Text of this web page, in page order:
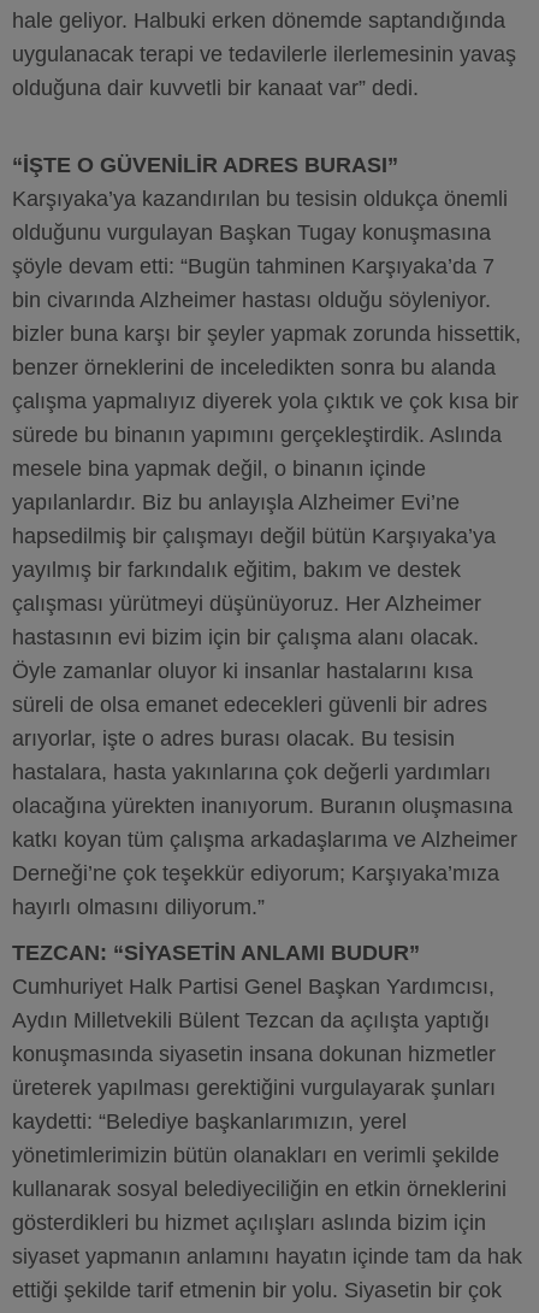
hale geliyor. Halbuki erken dönemde saptandığında
uygulanacak terapi ve tedavilerle ilerlemesinin yavaş
olduğuna dair kuvvetli bir kanaat var” dedi.
“İŞTE O GÜVENİLİR ADRES BURASI”
Karşıyaka’ya kazandırılan bu tesisin oldukça önemli
olduğunu vurgulayan Başkan Tugay konuşmasına
şöyle devam etti: “Bugün tahminen Karşıyaka’da 7
bin civarında Alzheimer hastası olduğu söyleniyor.
bizler buna karşı bir şeyler yapmak zorunda hissettik,
benzer örneklerini de inceledikten sonra bu alanda
çalışma yapmalıyız diyerek yola çıktık ve çok kısa bir
sürede bu binanın yapımını gerçekleştirdik. Aslında
mesele bina yapmak değil, o binanın içinde
yapılanlardır. Biz bu anlayışla Alzheimer Evi’ne
hapsedilmiş bir çalışmayı değil bütün Karşıyaka’ya
yayılmış bir farkındalık eğitim, bakım ve destek
çalışması yürütmeyi düşünüyoruz. Her Alzheimer
hastasının evi bizim için bir çalışma alanı olacak.
Öyle zamanlar oluyor ki insanlar hastalarını kısa
süreli de olsa emanet edecekleri güvenli bir adres
arıyorlar, işte o adres burası olacak. Bu tesisin
hastalara, hasta yakınlarına çok değerli yardımları
olacağına yürekten inanıyorum. Buranın oluşmasına
katkı koyan tüm çalışma arkadaşlarıma ve Alzheimer
Derneği’ne çok teşekkür ediyorum; Karşıyaka’mıza
hayırlı olmasını diliyorum.”
TEZCAN: “SİYASETİN ANLAMI BUDUR”
Cumhuriyet Halk Partisi Genel Başkan Yardımcısı,
Aydın Milletvekili Bülent Tezcan da açılışta yaptığı
konuşmasında siyasetin insana dokunan hizmetler
üreterek yapılması gerektiğini vurgulayarak şunları
kaydetti: “Belediye başkanlarımızın, yerel
yönetimlerimizin bütün olanakları en verimli şekilde
kullanarak sosyal belediyeciliğin en etkin örneklerini
gösterdikleri bu hizmet açılışları aslında bizim için
siyaset yapmanın anlamını hayatın içinde tam da hak
ettiği şekilde tarif etmenin bir yolu. Siyasetin bir çok